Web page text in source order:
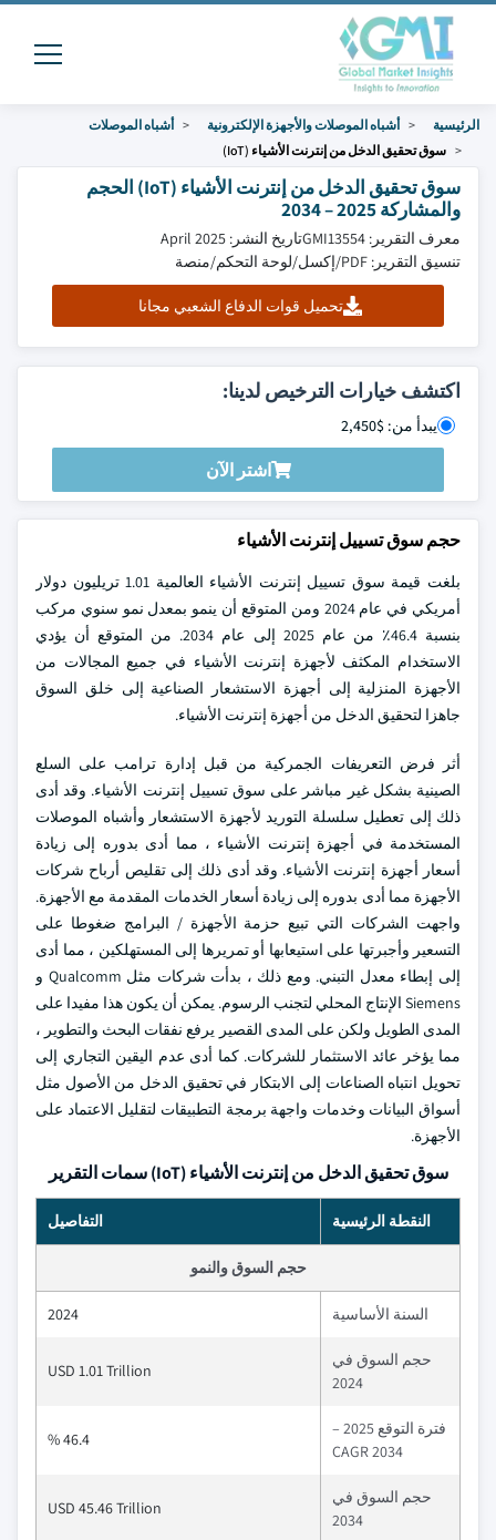
الرئيسية أشباه الموصلات والأجهزة الإلكترونية
أشباه الموصلات
سوق تحقيق الدخل من إنترنت الأشياء (IoT)
سوق تحقيق الدخل من إنترنت الأشياء (IoT) الحجم
والمشاركة 2025 – 2034
معرف التقرير: GMI13554
تاريخ النشر: April 2025
تنسيق التقرير: PDF/إكسل/لوحة التحكم/منصة
تحميل قوات الدفاع الشعبي مجانا
اكتشف خيارات الترخيص لدينا:
يبدأ من: $2,450
اشتر الآن
حجم سوق تسييل إنترنت الأشياء
بلغت قيمة سوق تسييل إنترنت الأشياء العالمية 1.01 تريليون دولار
أمريكي في عام 2024 ومن المتوقع أن ينمو بمعدل نمو سنوي مركب
بنسبة 46.4٪ من عام 2025 إلى عام 2034. من المتوقع أن يؤدي
الاستخدام المكثف لأجهزة إنترنت الأشياء في جميع المجالات من
الأجهزة المنزلية إلى أجهزة الاستشعار الصناعية إلى خلق السوق
جاهزا لتحقيق الدخل من أجهزة إنترنت الأشياء.
أثر فرض التعريفات الجمركية من قبل إدارة ترامب على السلع
الصينية بشكل غير مباشر على سوق تسييل إنترنت الأشياء. وقد أدى
ذلك إلى تعطيل سلسلة التوريد لأجهزة الاستشعار وأشباه الموصلات
المستخدمة في أجهزة إنترنت الأشياء ، مما أدى بدوره إلى زيادة
أسعار أجهزة إنترنت الأشياء. وقد أدى ذلك إلى تقليص أرباح شركات
الأجهزة مما أدى بدوره إلى زيادة أسعار الخدمات المقدمة مع الأجهزة.
واجهت الشركات التي تبيع حزمة الأجهزة / البرامج ضغوطا على
التسعير وأجبرتها على استيعابها أو تمريرها إلى المستهلكين ، مما أدى
إلى إبطاء معدل التبني. ومع ذلك ، بدأت شركات مثل Qualcomm و
Siemens الإنتاج المحلي لتجنب الرسوم. يمكن أن يكون هذا مفيدا على
المدى الطويل ولكن على المدى القصير يرفع نفقات البحث والتطوير ،
مما يؤخر عائد الاستثمار للشركات. كما أدى عدم اليقين التجاري إلى
تحويل انتباه الصناعات إلى الابتكار في تحقيق الدخل من الأصول مثل
أسواق البيانات وخدمات واجهة برمجة التطبيقات لتقليل الاعتماد على
الأجهزة.
سوق تحقيق الدخل من إنترنت الأشياء (IoT) سمات التقرير
النقطة الرئيسية التفاصيل
حجم السوق والنمو
السنة الأساسية 2024
حجم السوق في
2024
USD 1.01 Trillion
فترة التوقع 2025 –
2034 CAGR
46.4 %
حجم السوق في
2034
USD 45.46 Trillion